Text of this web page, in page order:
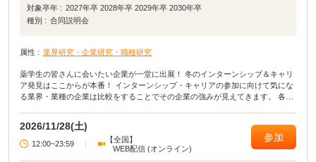
対象卒年 : 2027年卒 2028年卒 2029年卒 2030年卒
種別 : 合同説明会
属性 : 業界研究・企業研究・職種研究
薬学生の皆さんに会いたい企業が一堂に出展！ 冬のインターンシップ＆キャリ
ア発見はここからが本番！ インターンシップ・キャリアの参加に向けて気にな
る業界・業種の企業は比較をすることでその企業の強みが見えてきます。 各社
2026/11/28(土)
12:00~23:59 |
【全国】
WEB配信 (オンライン)
参加